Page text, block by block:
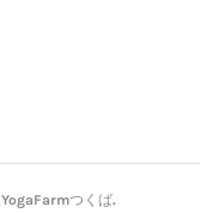
つくば.